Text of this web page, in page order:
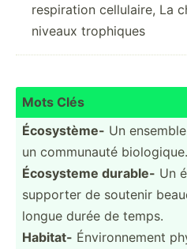
respiration cellulaire, La
niveaux trophiques
Mots Clés
Écosys­tème- Un
un communauté biolog­ique.
Écosysteme durable- Un
supporter de soutenir
longue durée de temps.
Habitat- Énviro­nnement